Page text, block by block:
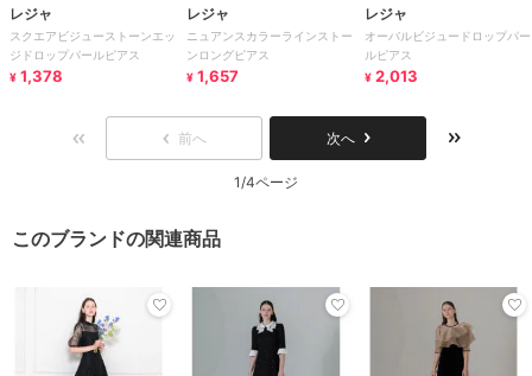
レジャ
スクエアビジューストーンエッ
ジドロップパールピアス
¥ 1,378
レジャ
ニュアンスカラーラインストー
ンロングピアス
¥ 1,657
レジャ
オーバルビジュードロップパー
ルピアス
¥ 2,013
前へ 次へ
1/4ページ
このブランドの関連商品